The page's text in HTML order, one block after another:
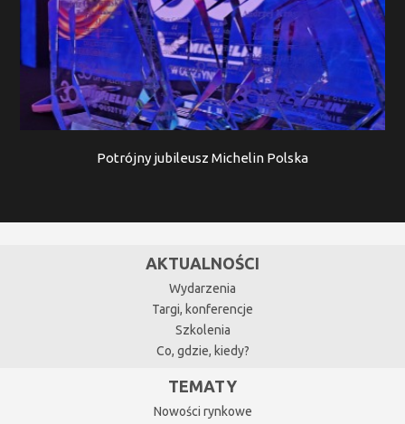
Potrójny jubileusz Michelin Polska
AKTUALNOŚCI
Wydarzenia
Targi, konferencje
Szkolenia
Co, gdzie, kiedy?
TEMATY
Nowości rynkowe